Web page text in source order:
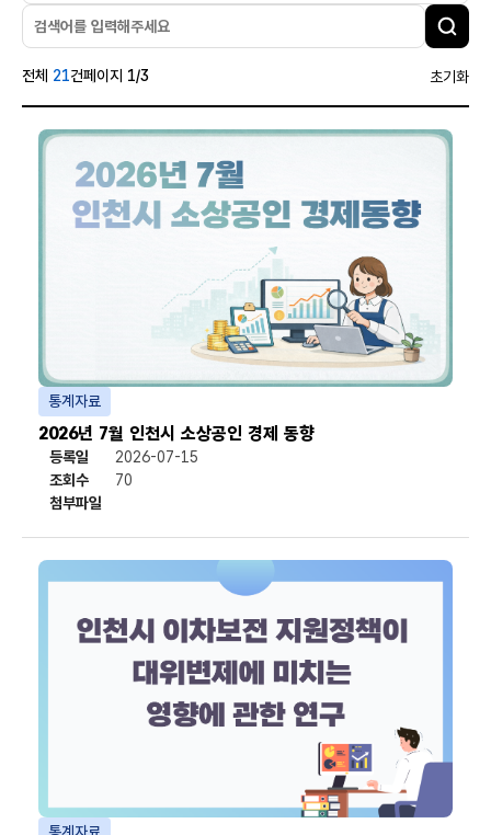
게
검
색
전체 21건페이지 1/3 초기화
통계자료
2026년 7월 인천시 소상공인 경제 동향
등록일
2026-07-15
조회수
70
첨부파일
통계자료